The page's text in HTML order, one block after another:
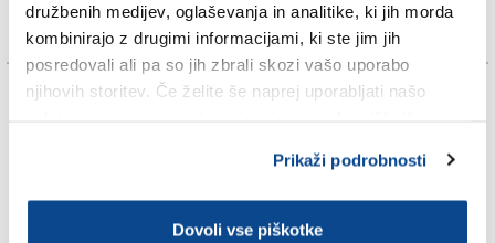
družbenih medijev, oglaševanja in analitike, ki jih morda
kombinirajo z drugimi informacijami, ki ste jim jih
posredovali ali pa so jih zbrali skozi vašo uporabo
njihovih storitev. Če želite še naprej uporabljati našo
Prikaži podrobnosti
Dovoli vse piškotke
TAGS:
ANDREA USSAI